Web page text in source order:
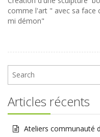
comme l'art " avec sa face
mi démon"
Articles récents
Ateliers communauté